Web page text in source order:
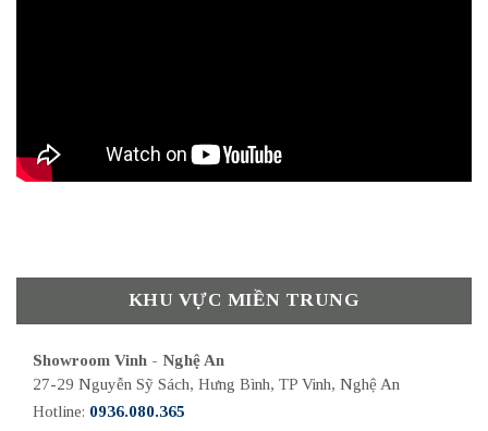
KHU VỰC MIỀN TRUNG
Showroom Vinh - Nghệ An
27-29 Nguyễn Sỹ Sách, Hưng Bình, TP Vinh, Nghệ An
Hotline: 0936.080.365